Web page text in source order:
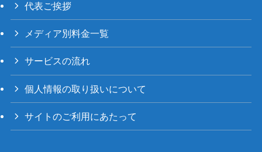
代表ご挨拶
メディア別料金一覧
サービスの流れ
個人情報の取り扱いについて
サイトのご利用にあたって